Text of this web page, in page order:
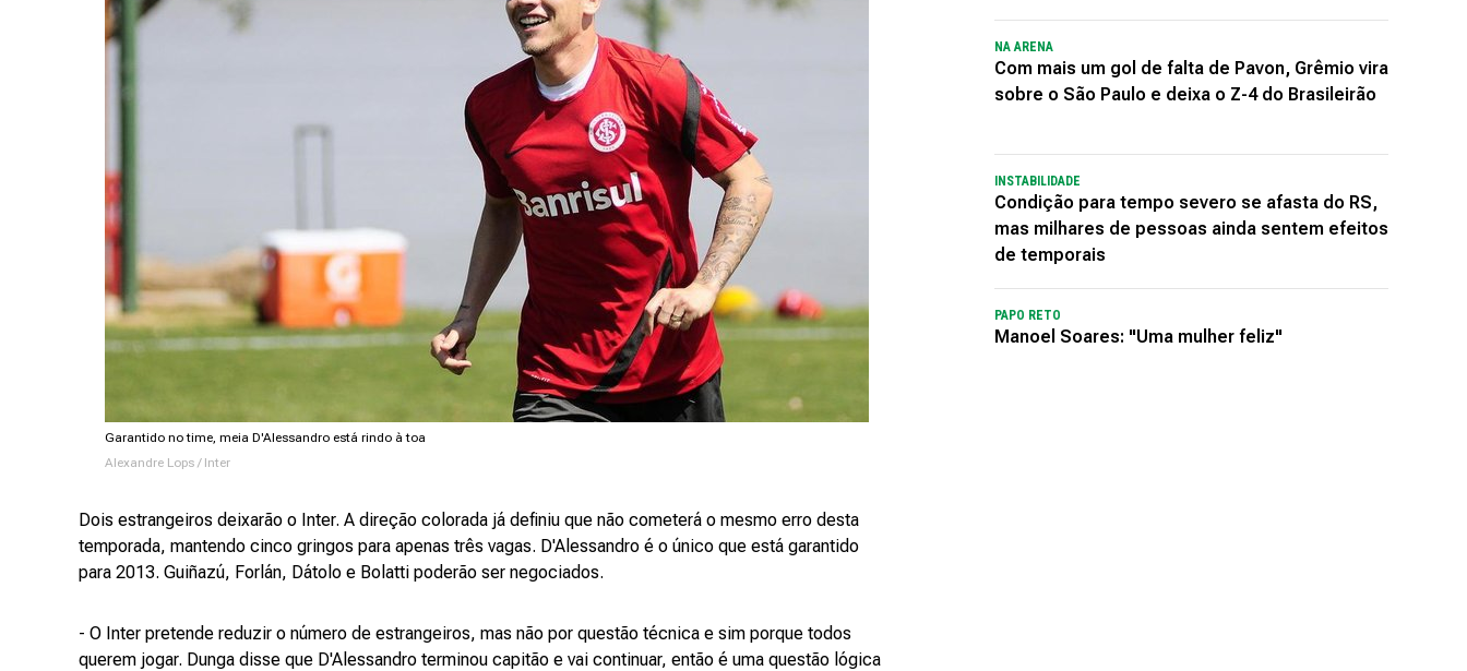
Garantido no time, meia D'Alessandro está rindo à toa
Alexandre Lops / Inter
Dois estrangeiros deixarão o Inter. A direção colorada já definiu que não cometerá o mesmo erro desta
temporada, mantendo cinco gringos para apenas três vagas. D'Alessandro é o único que está garantido
para 2013. Guiñazú, Forlán, Dátolo e Bolatti poderão ser negociados.
- O Inter pretende reduzir o número de estrangeiros, mas não por questão técnica e sim porque todos
querem jogar. Dunga disse que D'Alessandro terminou capitão e vai continuar, então é uma questão lógica
NA ARENA
Com mais um gol de falta de Pavon, Grêmio vira
sobre o São Paulo e deixa o Z-4 do Brasileirão
INSTABILIDADE
Condição para tempo severo se afasta do RS,
mas milhares de pessoas ainda sentem efeitos
de temporais
PAPO RETO
Manoel Soares: "Uma mulher feliz"